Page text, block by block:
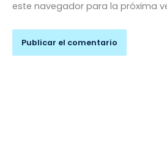
este navegador para la próxima